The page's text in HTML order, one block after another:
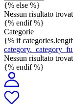
{% else %}
Nessun risultato
{% endif %}
Categorie
{% if
Nessun risultato
{% endif %}